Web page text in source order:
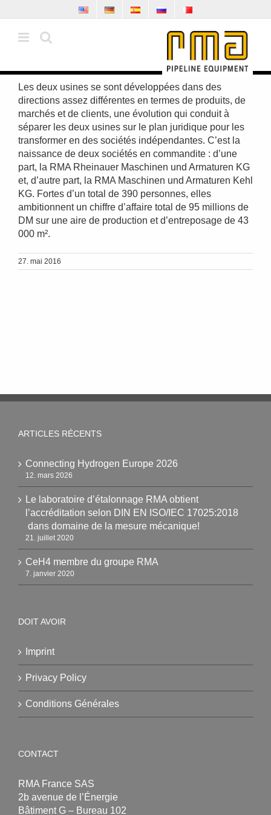
to
content
Les deux usines se sont développées dans des
directions assez différentes en termes de produits, de
marchés et de clients, une évolution qui conduit à
séparer les deux usines sur le plan juridique pour les
transformer en des sociétés indépendantes. C’est la
naissance de deux sociétés en commandite : d’une
part, la RMA Rheinauer Maschinen und Armaturen KG
et, d’autre part, la RMA Maschinen und Armaturen Kehl
KG. Fortes d’un total de 390 personnes, elles
ambitionnent un chiffre d’affaire total de 95 millions de
DM sur une aire de production et d’entreposage de 43
000 m².
27. mai 2016
ARTICLES RÉCENTS
Connecting Hydrogen Europe 2026
12. mars 2026
Le laboratoire d’étalonnage RMA obtient
l’accréditation selon DIN EN ISO/IEC 17025:2018
dans domaine de la mesure mécanique!
21. juillet 2020
CeH4 membre du groupe RMA
7. janvier 2020
DOIT AVOIR
Imprint
Privacy Policy
Conditions Générales
CONTACT
RMA France SAS
2b avenue de l’Énergie
Bâtiment G – Bureau 102